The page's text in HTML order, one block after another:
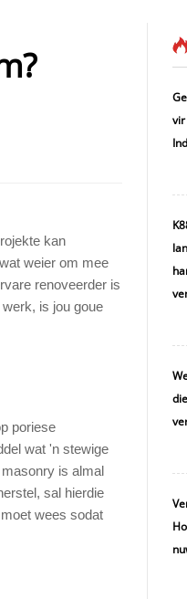
kan
weier om mee
renoveerder is
is jou goue
poriese
wat 'n stewige
is almal
sal hierdie
wees sodat
vir